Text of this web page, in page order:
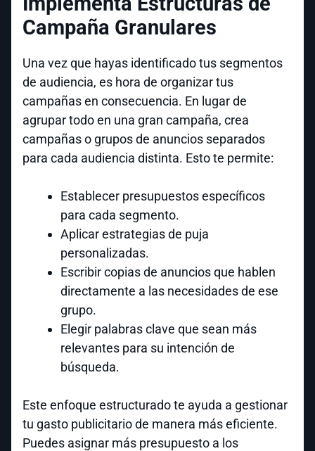
Campaña Granulares
Una vez que hayas identificado tus segmentos
de audiencia, es hora de organizar tus
campañas en consecuencia. En lugar de
agrupar todo en una gran campaña, crea
campañas o grupos de anuncios separados
para cada audiencia distinta. Esto te permite:
Establecer presupuestos específicos
para cada segmento.
Aplicar estrategias de puja
personalizadas.
Escribir copias de anuncios que hablen
directamente a las necesidades de ese
grupo.
Elegir palabras clave que sean más
relevantes para su intención de
búsqueda.
Este enfoque estructurado te ayuda a gestionar
tu gasto publicitario de manera más eficiente.
Puedes asignar más presupuesto a los